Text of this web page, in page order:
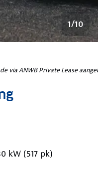
1/10
via ANWB Private Lease
kW (517 pk)